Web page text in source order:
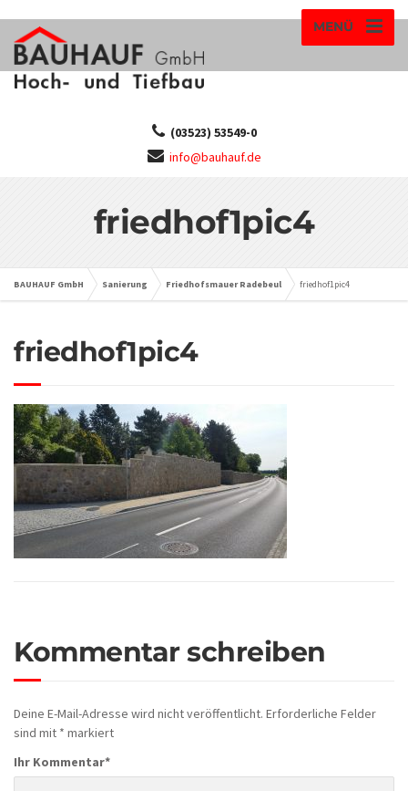
MENÜ
(03523) 53549-0
info@bauhauf.de
friedhof1pic4
BAUHAUF GmbH Sanierung Friedhofsmauer Radebeul friedhof1pic4
friedhof1pic4
Kommentar schreiben
Deine E-Mail-Adresse wird nicht veröffentlicht. Erforderliche Felder
sind mit * markiert
Ihr Kommentar*